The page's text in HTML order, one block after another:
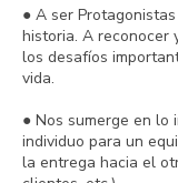
● A ser
historia. A reconocer
los desafíos
vida.
● Nos sumerge en lo
individuo para un
la entrega hacia el